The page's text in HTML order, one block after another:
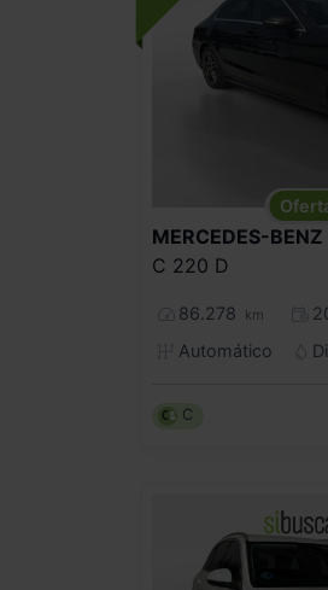
MERCEDES-BENZ
C 220 D
86.278 km
Automático
C